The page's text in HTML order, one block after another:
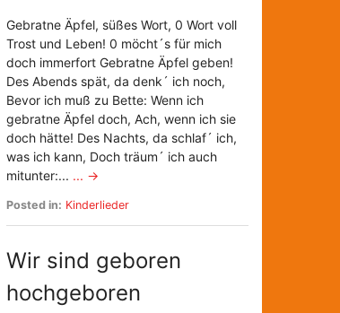
Gebratne Äpfel, süßes Wort, 0 Wort voll
Trost und Leben! 0 möcht´s für mich
doch immerfort Gebratne Äpfel geben!
Des Abends spät, da denk´ ich noch,
Bevor ich muß zu Bette: Wenn ich
gebratne Äpfel doch, Ach, wenn ich sie
doch hätte! Des Nachts, da schlaf´ ich,
was ich kann, Doch träum´ ich auch
mitunter:... ... →
Posted in: Kinderlieder
Wir sind geboren
hochgeboren